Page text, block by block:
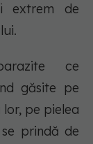
extrem de
ce
găsite pe
pe pielea
prindă de